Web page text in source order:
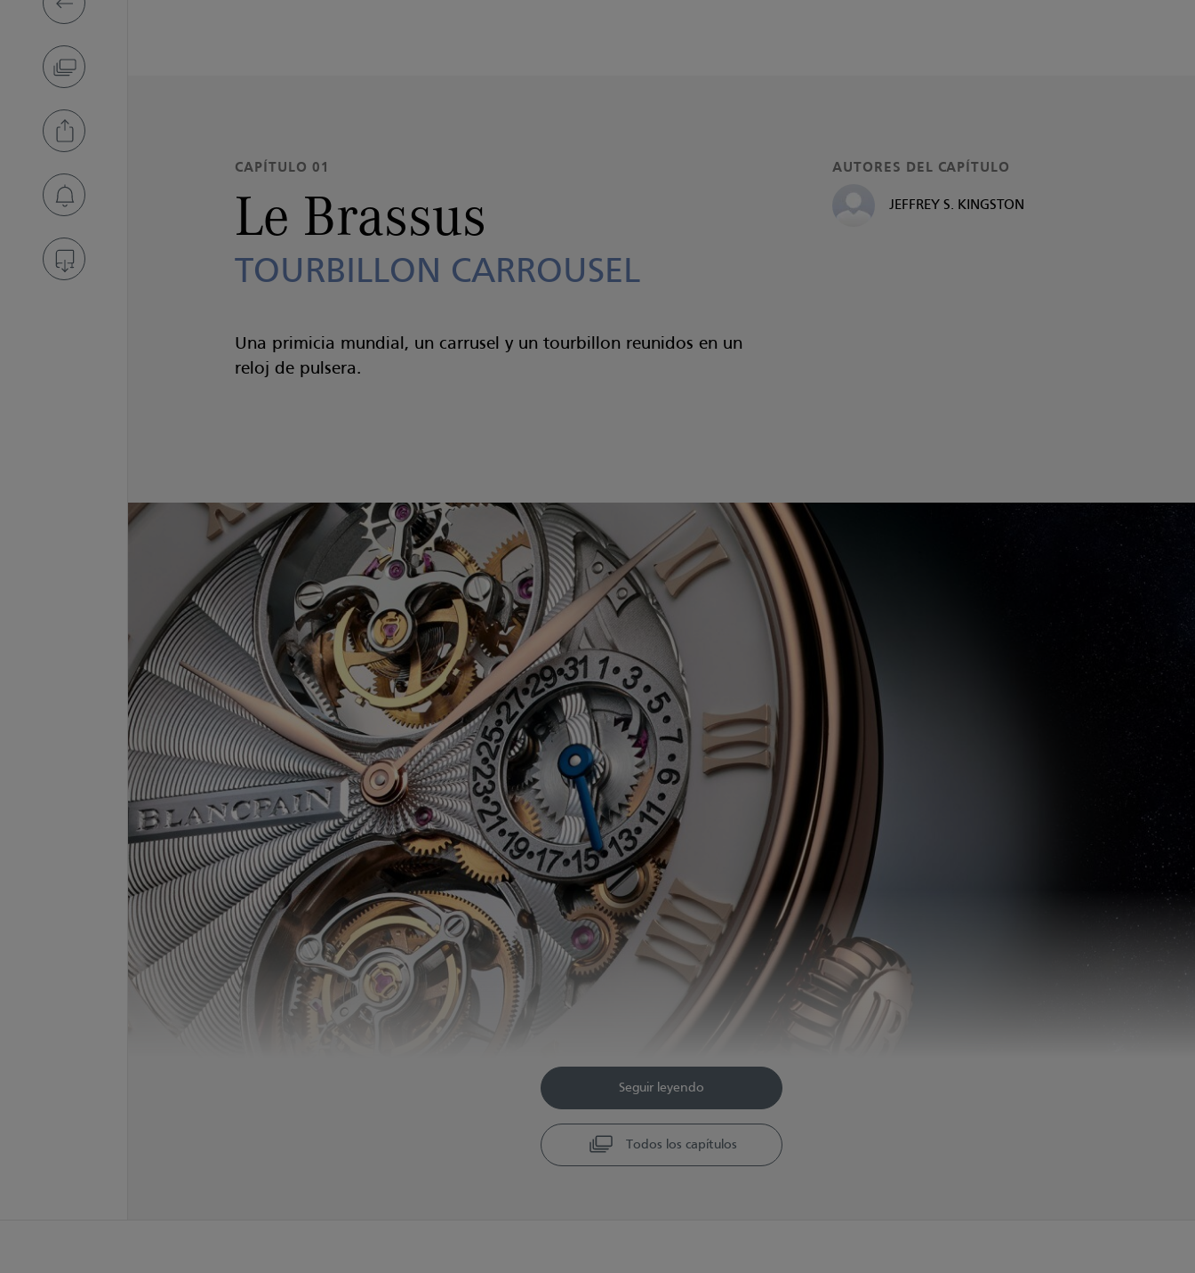
CAPÍTULO 01
Le Brassus
TOURBILLON CARROUSEL
Una primicia mundial, un carrusel y un tourbillon reunidos en un
reloj de pulsera.
AUTORES DEL CAPÍTULO
JEFFREY S. KINGSTON
Seguir leyendo
Todos los capítulos